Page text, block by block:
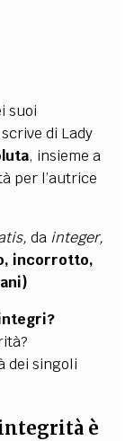
suoi
di Lady
, insieme a
per l’autrice
da integer,
incorrotto,
dei singoli
è